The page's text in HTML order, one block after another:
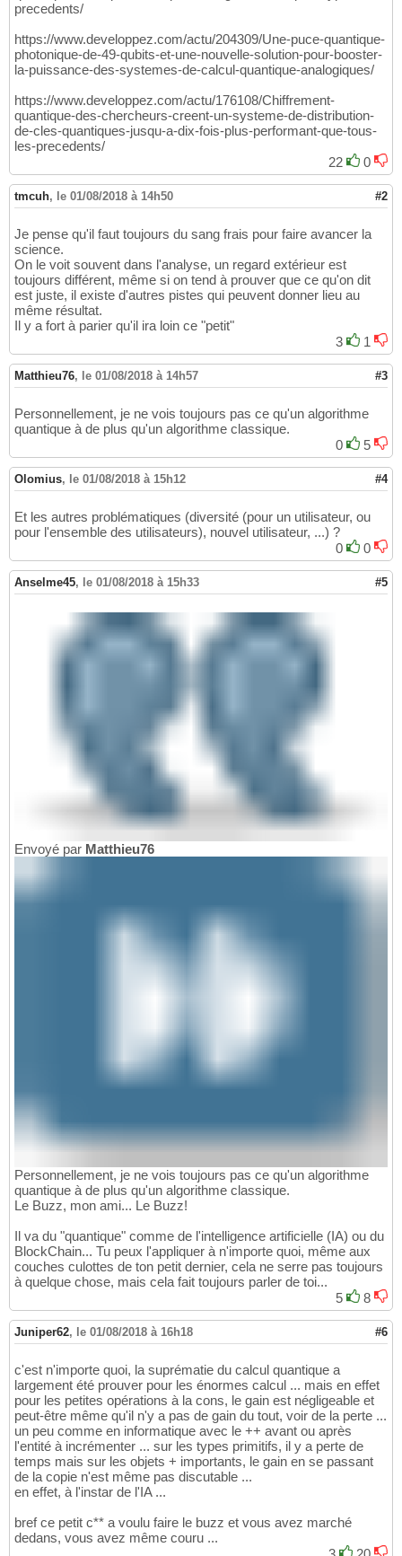
precedents/
https://www.developpez.com/actu/204309/Une-puce-quantique-
photonique-de-49-qubits-et-une-nouvelle-solution-pour-booster-
la-puissance-des-systemes-de-calcul-quantique-analogiques/
https://www.developpez.com/actu/176108/Chiffrement-
quantique-des-chercheurs-creent-un-systeme-de-distribution-
de-cles-quantiques-jusqu-a-dix-fois-plus-performant-que-tous-
les-precedents/
22
0
tmcuh, le 01/08/2018 à 14h50 #2
Je pense qu'il faut toujours du sang frais pour faire avancer la
science.
On le voit souvent dans l'analyse, un regard extérieur est
toujours différent, même si on tend à prouver que ce qu'on dit
est juste, il existe d'autres pistes qui peuvent donner lieu au
même résultat.
Il y a fort à parier qu'il ira loin ce "petit"
3
1
Matthieu76, le 01/08/2018 à 14h57 #3
Personnellement, je ne vois toujours pas ce qu'un algorithme
quantique à de plus qu'un algorithme classique.
0
5
Olomius, le 01/08/2018 à 15h12 #4
Et les autres problématiques (diversité (pour un utilisateur, ou
pour l'ensemble des utilisateurs), nouvel utilisateur, ...) ?
0
0
Anselme45, le 01/08/2018 à 15h33 #5
Envoyé par Matthieu76
Personnellement, je ne vois toujours pas ce qu'un algorithme
quantique à de plus qu'un algorithme classique.
Le Buzz, mon ami... Le Buzz!
Il va du "quantique" comme de l'intelligence artificielle (IA) ou du
BlockChain... Tu peux l'appliquer à n'importe quoi, même aux
couches culottes de ton petit dernier, cela ne serre pas toujours
à quelque chose, mais cela fait toujours parler de toi...
5
8
Juniper62, le 01/08/2018 à 16h18 #6
c'est n'importe quoi, la suprématie du calcul quantique a
largement été prouver pour les énormes calcul ... mais en effet
pour les petites opérations à la cons, le gain est négligeable et
peut-être même qu'il n'y a pas de gain du tout, voir de la perte ...
un peu comme en informatique avec le ++ avant ou après
l'entité à incrémenter ... sur les types primitifs, il y a perte de
temps mais sur les objets + importants, le gain en se passant
de la copie n'est même pas discutable ...
en effet, à l'instar de l'IA ...
bref ce petit c** a voulu faire le buzz et vous avez marché
dedans, vous avez même couru ...